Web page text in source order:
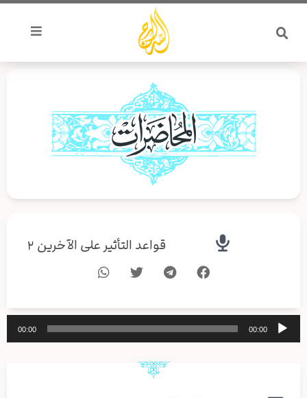
تخطي
المحتوى
قواعد التأثير على الآخرين ٢
مشغل
الصوت
00:00
00:00